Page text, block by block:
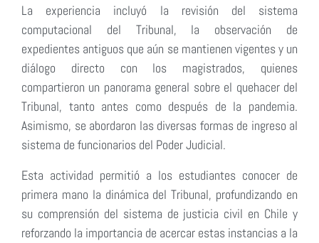
La experiencia incluyó la revisión del sistema
computacional del Tribunal, la observación de
expedientes antiguos que aún se mantienen vigentes y un
diálogo directo con los magistrados, quienes
compartieron un panorama general sobre el quehacer del
Tribunal, tanto antes como después de la pandemia.
Asimismo, se abordaron las diversas formas de ingreso al
sistema de funcionarios del Poder Judicial.
Esta actividad permitió a los estudiantes conocer de
primera mano la dinámica del Tribunal, profundizando en
su comprensión del sistema de justicia civil en Chile y
reforzando la importancia de acercar estas instancias a la